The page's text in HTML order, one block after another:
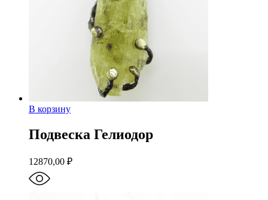
В корзину
Подвеска Гелиодор
12870,00 ₽